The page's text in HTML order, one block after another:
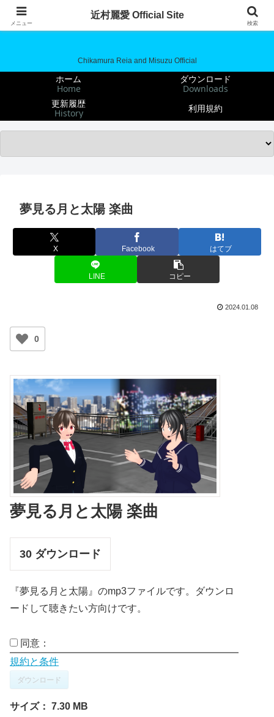
近村麗愛 Official Site
Chikamura Reia and Misuzu Official
ホーム
Home
ダウンロード
Downloads
更新履歴
History 利用規約
夢見る月と太陽 楽曲
X Facebook はてブ
LINE コピー
2024.01.08
0
夢見る月と太陽 楽曲
30 ダウンロード
『夢見る月と太陽』のmp3ファイルです。ダウンロ
ードして聴きたい方向けです。
同意：
規約と条件
ダウンロード
サイズ： 7.30 MB
メニュー
近村麗愛 Official Site
検索